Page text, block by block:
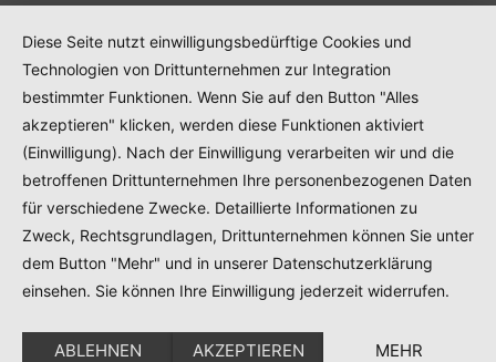
Diese Seite nutzt einwilligungsbedürftige Cookies und
Technologien von Drittunternehmen zur Integration
bestimmter Funktionen. Wenn Sie auf den Button "Alles
akzeptieren" klicken, werden diese Funktionen aktiviert
(Einwilligung). Nach der Einwilligung verarbeiten wir und die
betroffenen Drittunternehmen Ihre personenbezogenen Daten
für verschiedene Zwecke. Detaillierte Informationen zu
Zweck, Rechtsgrundlagen, Drittunternehmen können Sie unter
dem Button "Mehr" und in unserer Datenschutzerklärung
einsehen. Sie können Ihre Einwilligung jederzeit widerrufen.
ABLEHNEN AKZEPTIEREN MEHR